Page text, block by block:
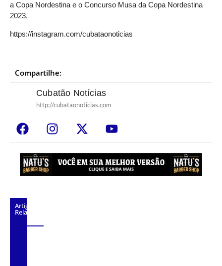
a Copa Nordestina e o Concurso Musa da Copa Nordestina
2023.
https://instagram.com/cubataonoticias
Compartilhe:
Cubatão Notícias
http://cubataonoticias.com
Artigos
Relacionados